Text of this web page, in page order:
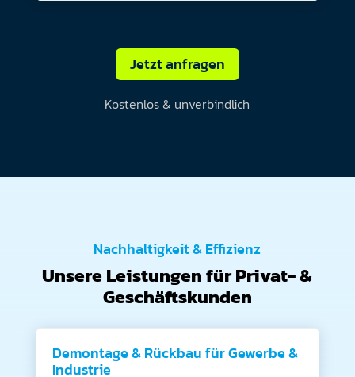
Jetzt anfragen
Kostenlos & unverbindlich
Nachhaltigkeit & Effizienz
Unsere Leistungen für Privat- &
Geschäftskunden
Demontage & Rückbau für Gewerbe &
Industrie